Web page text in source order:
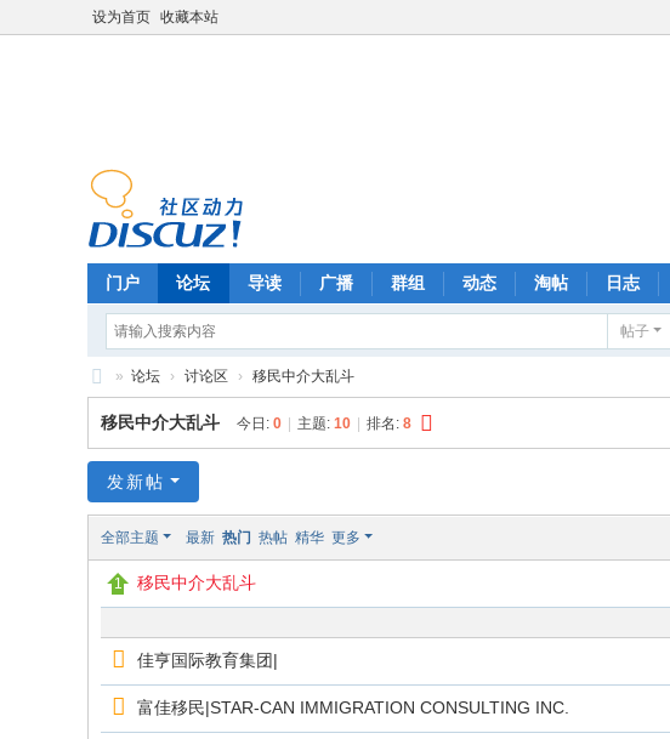
设为首页 收藏本站
门户 论坛 导读 广播 群组 动态 淘帖 日志
帖子
F
oo
ba
» 论坛 › 讨论区 › 移民中介大乱斗
移民中介大乱斗 今日: 0 主题: 10 排名: 8
发新帖
全部主题 最新 热门 热帖 精华 更多
移民中介大乱斗
佳亨国际教育集团|
富佳移民|STAR-CAN IMMIGRATION CONSULTING INC.